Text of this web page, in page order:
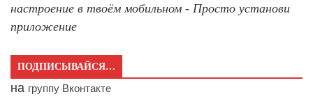
настроение в твоём мобильном - Просто установи
приложение
ПОДПИСЫВАЙСЯ…
на группу Вконтакте